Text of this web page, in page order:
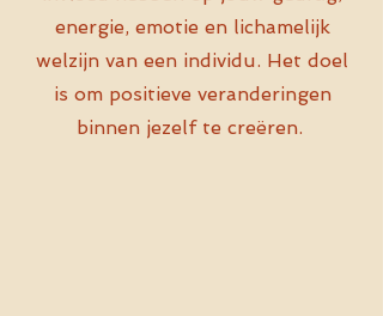
energie, emotie en lichamelijk
welzijn van een individu. Het doel
is om positieve veranderingen
binnen jezelf te creëren.